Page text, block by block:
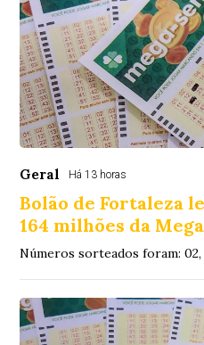
Geral Há 13 horas
Bolão de Fortaleza
164 milhões da
Números sorteados foram: 02,